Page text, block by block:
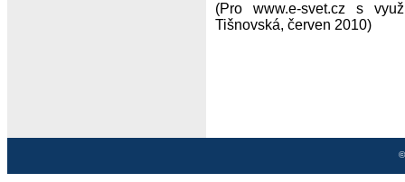
(Pro www.e-svet.cz s
Tišnovská, červen 2010)